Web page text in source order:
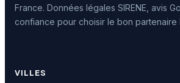
France. Données légales SIRENE, avis
confiance pour choisir le bon partenaire
VILLES